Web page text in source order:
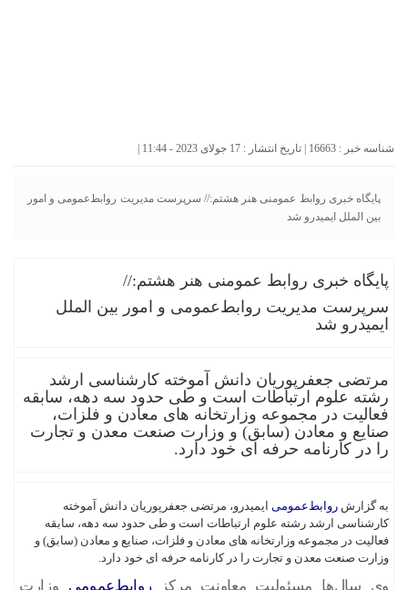
شناسه خبر : 16663 | تاریخ انتشار : 17 جولای 2023 - 11:44 |
پایگاه خبری روابط عمومنی هنر هشتم:// سرپرست مدیریت روابط‌عمومی‌ و امور
بین الملل ایمیدرو شد
پایگاه خبری روابط عمومنی هنر هشتم://
سرپرست مدیریت روابط‌عمومی‌ و امور بین الملل
ایمیدرو شد
مرتضی جعفرپوریان دانش آموخته کارشناسی ارشد
رشته علوم ارتباطات است و طی حدود سه دهه، سابقه
فعالیت در مجموعه وزارتخانه های معادن و فلزات،
صنایع و معادن (سابق) و وزارت صنعت معدن و تجارت
را در کارنامه حرفه ای خود دارد.
به گزارش روابط‌عمومی‌ ‌ ایمیدرو، مرتضی جعفرپوریان دانش آموخته
کارشناسی ارشد رشته علوم ارتباطات است و طی حدود سه دهه، سابقه
فعالیت در مجموعه وزارتخانه های معادن و فلزات، صنایع و معادن (سابق) و
وزارت صنعت معدن و تجارت را در کارنامه حرفه ای خود دارد.
وی سال‌ها مسئولیت معاونت مرکزروابط‌عمومی
وزارت